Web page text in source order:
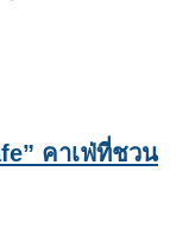
คาเฟ่ที่ชวน